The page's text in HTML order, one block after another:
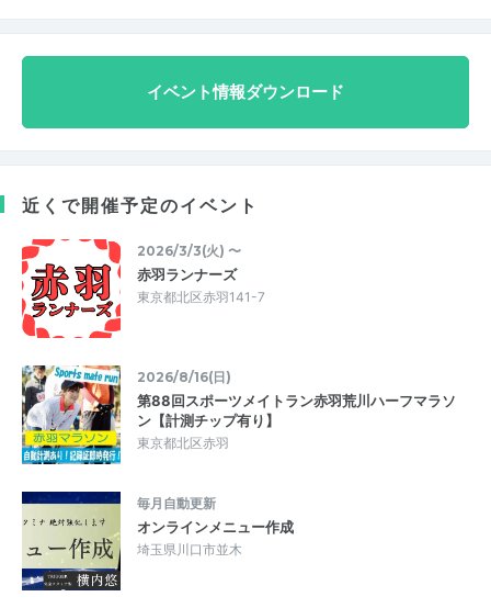
イベント情報ダウンロード
近くで開催予定のイベント
2026/3/3(火) 〜
赤羽ランナーズ
東京都北区赤羽141-7
2026/8/16(日)
第88回スポーツメイトラン赤羽荒川ハーフマラソ
ン【計測チップ有り】
東京都北区赤羽
毎月自動更新
オンラインメニュー作成
埼玉県川口市並木